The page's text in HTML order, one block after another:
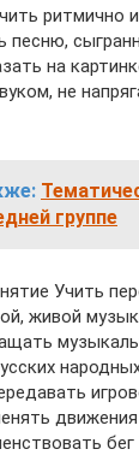
ритмично
песню,
на
не
группе
Учить
живой